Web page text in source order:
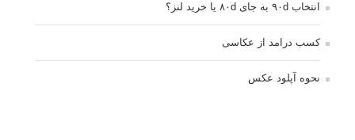
انتخاب ۹۰d به جای ۸۰d یا خرید لنز؟
کسب درامد از عکاسی
نحوه آپلود عکس